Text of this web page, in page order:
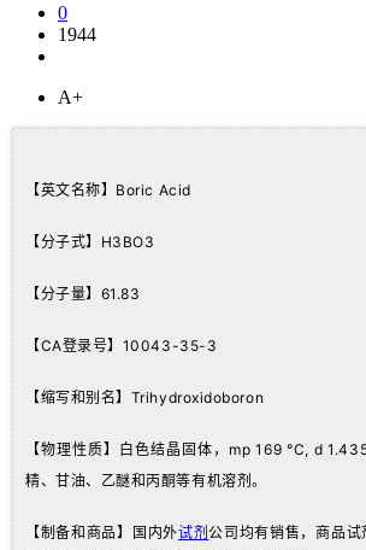
0
1944
A+
【英文名称】Boric Acid
【分子式】H3BO3
【分子量】61.83
【CA登录号】10043-35-3
【缩写和别名】Trihydroxidoboron
【物理性质】白色结晶固体，mp 169 °C, d
精、甘油、乙醚和丙酮等有机溶剂。
【制备和商品】国内外试剂公司均有销售，商品